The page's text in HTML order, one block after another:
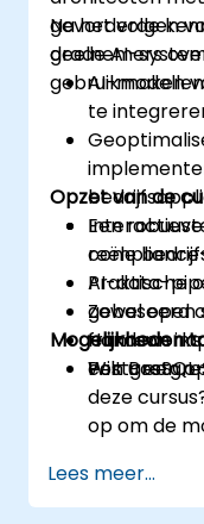
gevorderde
grade AI-
gebruikmaken
Na het volgen
deelnemers
AI-
te
Een
AI-data-
Zowel
een
Opzet van de
Interactieve
reële
Praktische
gebaseerd
Handson
Mogelijkheden
Wilt u een
deze
op om de
Lees meer...